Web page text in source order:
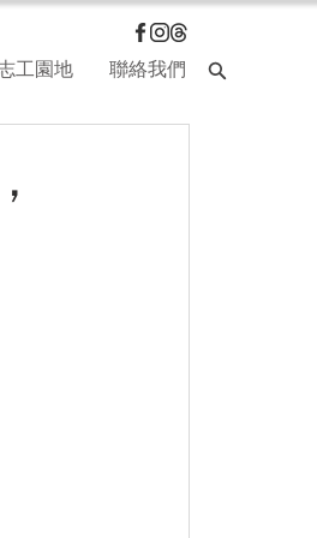
工園地 聯絡我們